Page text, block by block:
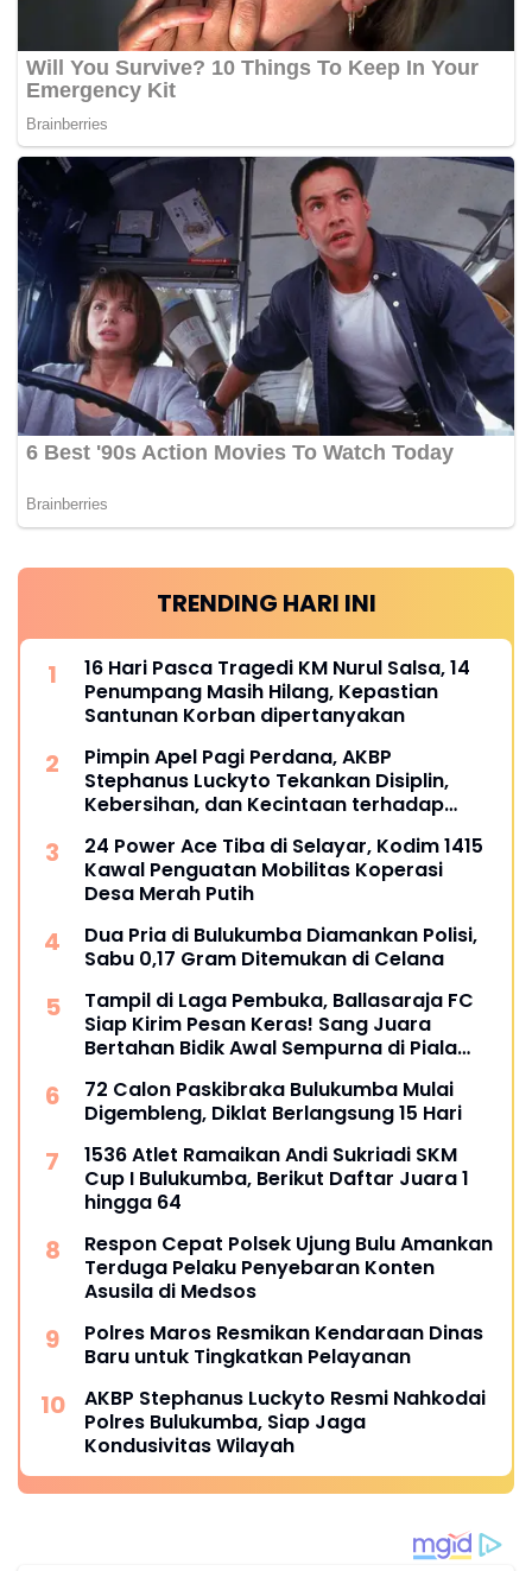
TRENDING HARI INI
16 Hari Pasca Tragedi KM Nurul Salsa, 14
Penumpang Masih Hilang, Kepastian
Santunan Korban dipertanyakan
Pimpin Apel Pagi Perdana, AKBP
Stephanus Luckyto Tekankan Disiplin,
Kebersihan, dan Kecintaan terhadap
24 Power Ace Tiba di Selayar, Kodim 1415
Kawal Penguatan Mobilitas Koperasi
Desa Merah Putih
Dua Pria di Bulukumba Diamankan Polisi,
Sabu 0,17 Gram Ditemukan di Celana
Tampil di Laga Pembuka, Ballasaraja FC
Siap Kirim Pesan Keras! Sang Juara
Bertahan Bidik Awal Sempurna di Piala
72 Calon Paskibraka Bulukumba Mulai
Digembleng, Diklat Berlangsung 15 Hari
1536 Atlet Ramaikan Andi Sukriadi SKM
Cup I Bulukumba, Berikut Daftar Juara 1
hingga 64
Respon Cepat Polsek Ujung Bulu Amankan
Terduga Pelaku Penyebaran Konten
Asusila di Medsos
Polres Maros Resmikan Kendaraan Dinas
Baru untuk Tingkatkan Pelayanan
AKBP Stephanus Luckyto Resmi Nahkodai
Polres Bulukumba, Siap Jaga
Kondusivitas Wilayah